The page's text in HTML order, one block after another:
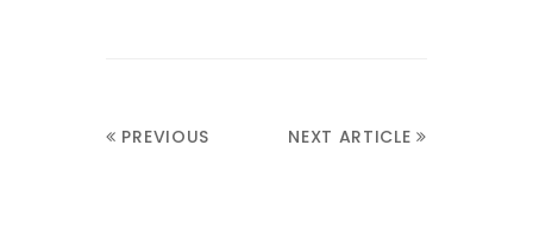
PREVIOUS
NEXT ARTICLE